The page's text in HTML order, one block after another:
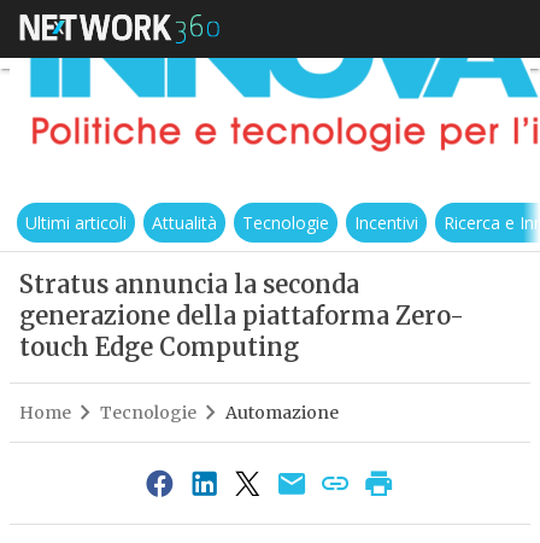
Ultimi articoli Attualità Tecnologie Incentivi Ricerca e
Stratus annuncia la seconda
generazione della piattaforma Zero-
touch Edge Computing
Home Tecnologie Automazione